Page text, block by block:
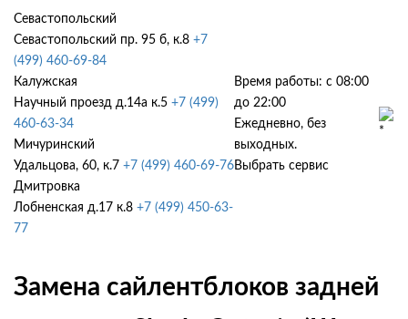
Севастопольский
Севастопольский пр. 95 б, к.8 +7
(499) 460-69-84
Калужская
Научный проезд д.14а к.5 +7 (499)
460-63-34
Мичуринский
Удальцова, 60, к.7 +7 (499) 460-69-76
Дмитровка
Лобненская д.17 к.8 +7 (499) 450-63-
77
Время работы: с 08:00
до 22:00
Ежедневно, без
выходных.
Выбрать сервис
Замена сайлентблоков задней